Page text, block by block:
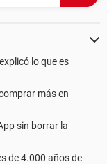
lo que es
más en
sin borrar la
de 4.000 años de